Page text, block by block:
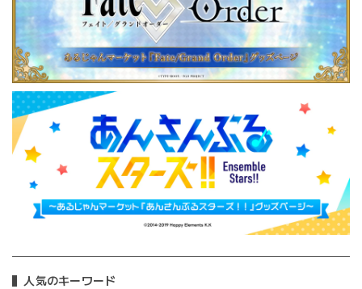
人気のキーワード